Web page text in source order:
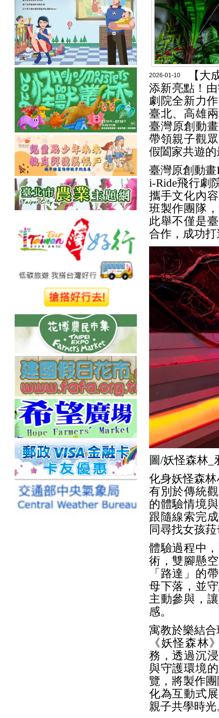
2026-01-10
【大
添新亮點！
劇院全新力
臺北、高雄
臺灣原創動
帶領親子觀
假闔家共遊
臺灣原創動
i-Ride飛行劇
攜手文化內
班製作團隊
此舉不僅是
合作，成功
圖/妖怪森林_
化身妖怪森
有別於傳統
的體驗情境
跟隨線索完
同尋找女孩
體驗過程中
術，雙腳懸
「路達」的
母下落，並
主動參與，
感。
寓教於樂結
《妖怪森林
務，透過沉
與守護環境
覽，將製作
化為互動式
親子共學時光